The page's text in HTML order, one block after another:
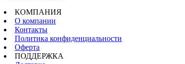
КОМПАНИЯ
О компании
Контакты
Политика конфиденциальности
Оферта
ПОДДЕРЖКА